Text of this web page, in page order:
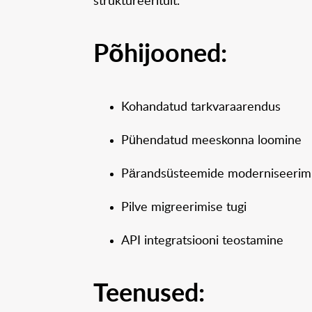
Põhijooned:
Kohandatud tarkvaraarendus
Pühendatud meeskonna loomine
Pärandsüsteemide
Pilve migreerimise tugi
API integratsiooni teostamine
Teenused: